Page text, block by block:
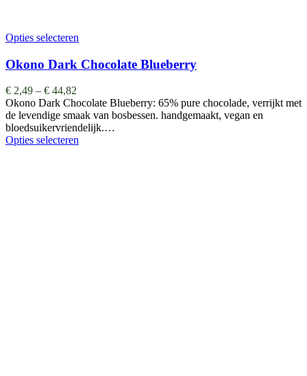
Opties selecteren
Okono Dark Chocolate Blueberry
€ 2,49 – € 44,82
Okono Dark Chocolate Blueberry: 65% pure chocolade, verrijkt met
de levendige smaak van bosbessen. handgemaakt, vegan en
bloedsuikervriendelijk.…
Opties selecteren